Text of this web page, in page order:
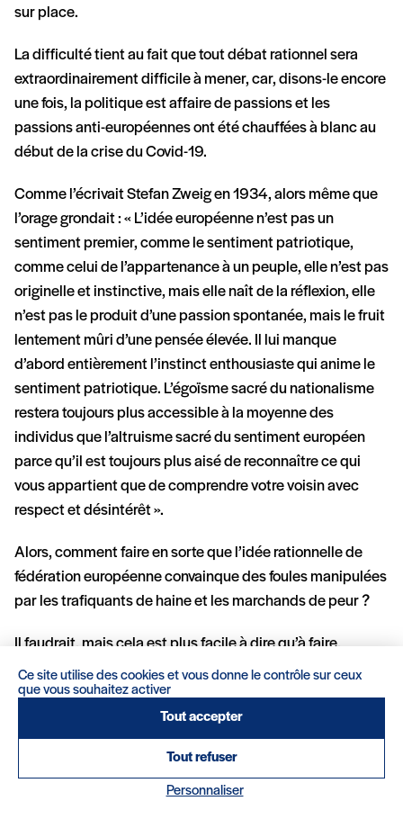
sur place.
La difficulté tient au fait que tout débat rationnel sera
extraordinairement difficile à mener, car, disons-le encore
une fois, la politique est affaire de passions et les
passions anti-européennes ont été chauffées à blanc au
début de la crise du Covid-19.
Comme l’écrivait Stefan Zweig en 1934, alors même que
l’orage grondait : « L’idée européenne n’est pas un
sentiment premier, comme le sentiment patriotique,
comme celui de l’appartenance à un peuple, elle n’est pas
originelle et instinctive, mais elle naît de la réflexion, elle
n’est pas le produit d’une passion spontanée, mais le fruit
lentement mûri d’une pensée élevée. Il lui manque
d’abord entièrement l’instinct enthousiaste qui anime le
sentiment patriotique. L’égoïsme sacré du nationalisme
restera toujours plus accessible à la moyenne des
individus que l’altruisme sacré du sentiment européen
parce qu’il est toujours plus aisé de reconnaître ce qui
vous appartient que de comprendre votre voisin avec
respect et désintérêt ».
Alors, comment faire en sorte que l’idée rationnelle de
fédération européenne convainque des foules manipulées
par les trafiquants de haine et les marchands de peur ?
Il faudrait, mais cela est plus facile à dire qu’à faire,
trouver la bonne articulation entre l’Union et les nations.
Pour cela, il faut une Union qui se consacre sur les tâches
essentielles, en particulier la défense, et redonne de la
liberté aux États membres sur ce qui l’est moins. C’est au
fond le slogan de la précédente Commission : faire que
l’Union soit grande sur les grandes choses et petite sur les
Ce site utilise des cookies et vous donne le contrôle sur ceux
que vous souhaitez activer
Tout accepter
Tout refuser
Personnaliser